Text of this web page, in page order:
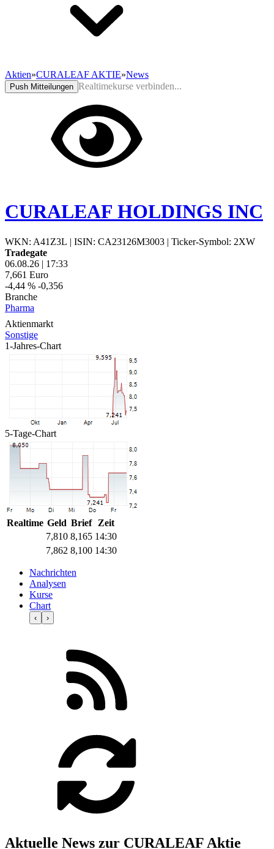
Aktien»CURALEAF AKTIE»News
Push Mitteilungen Realtimekurse verbinden...
CURALEAF HOLDINGS INC
WKN: A41Z3L | ISIN: CA23126M3003 | Ticker-Symbol: 2XW
Tradegate
06.08.26 | 17:33
7,661 Euro
-4,44 % -0,356
Branche
Pharma
Aktienmarkt
Sonstige
1-Jahres-Chart
5-Tage-Chart
Realtime Geld Brief
Zeit
7,810 8,165 14:30
7,862 8,100 14:30
Nachrichten
Analysen
Kurse
Chart
‹ ›
Aktuelle News zur CURALEAF Aktie